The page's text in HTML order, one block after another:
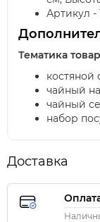
Артикул -
Тематика
чайный
чайный
набор
Доставка